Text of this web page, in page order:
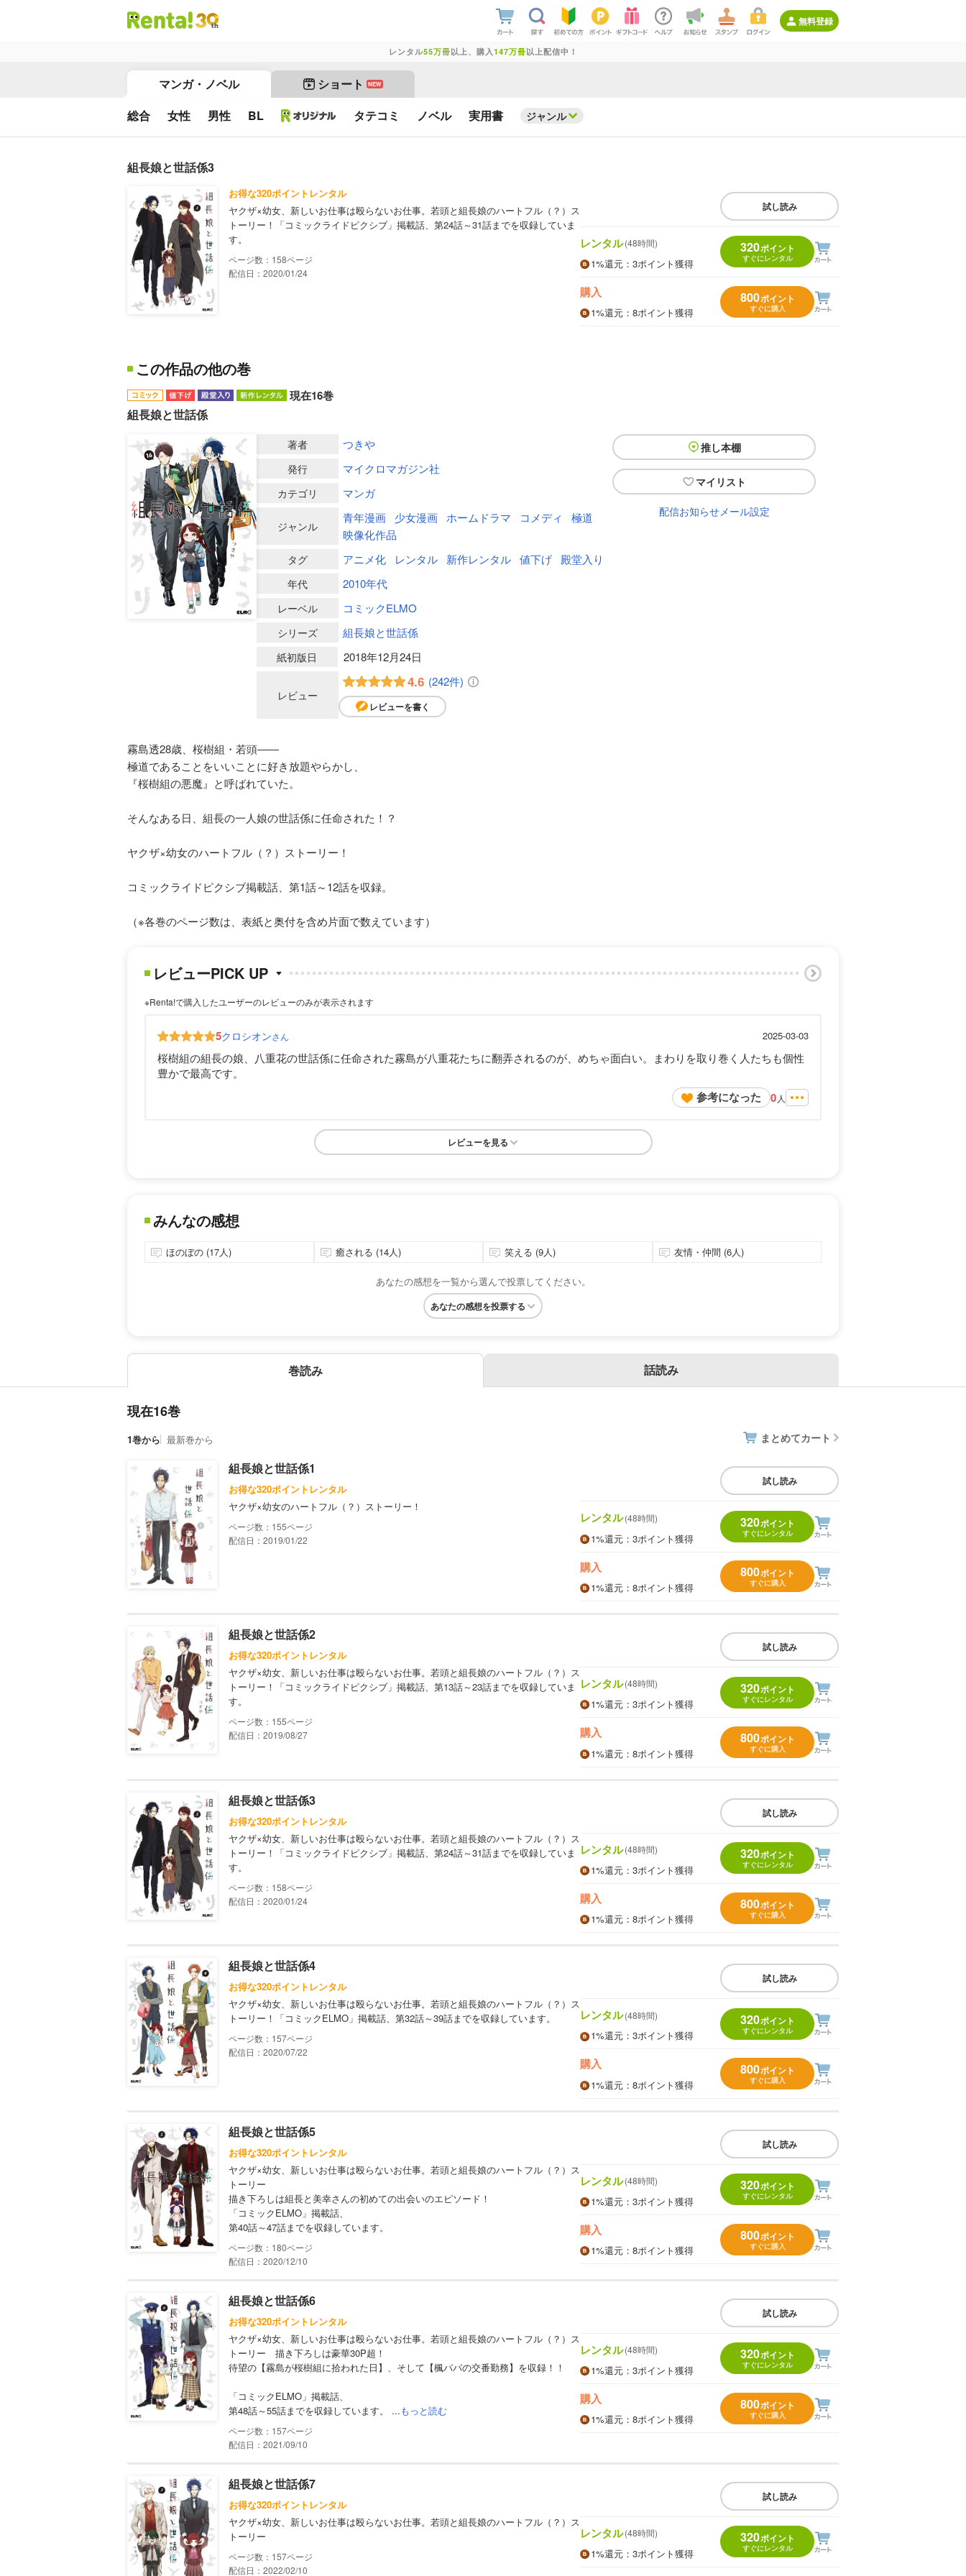
無料登録
レンタル55万冊以上、購入 147万冊以上配信中！
マンガ・ノベル ショート NEW
総合 女性 男性 BL タテコミ ノベル 実用書 ジャンル
組長娘と世話係3
お得な320ポイントレンタル
ヤクザ×幼女、新しいお仕事は殴らないお仕事。若頭と組長娘のハートフル（？）ス
トーリー！「コミックライドピクシブ」掲載話、第24話～31話までを収録していま
す。
158
配信日：2020/01/24
試し読み
レンタル(48時間)
1%還元 ：3ポイント獲得
320ポイント
すぐにレンタル
購入
1%還元 ：8ポイント獲得
800ポイント
すぐに購入
この作品の他の巻
現在16巻
組長娘と世話係
推し本棚
マイリスト
配信お知らせメール設定
著者 つきや
発行 マイクロマガジン社
カテゴリ マンガ
ジャンル
青年漫画 少女漫画 ホームドラマ コメディ
極道
映像化作品
タグ アニメ化 レンタル 新作レンタル 値下げ 殿堂入り
年代 2010年代
レーベル コミックELMO
シリーズ 組長娘と世話係
紙初版日 2018年12月24日
レビュー
4.6 (242件)
レビューを書く
霧島透28歳、桜樹組・若頭――
極道であることをいいことに好き放題やらかし、
『桜樹組の悪魔』と呼ばれていた。
そんなある日、組長の一人娘の世話係に任命された！？
ヤクザ×幼女のハートフル（？）ストーリー！
コミックライドピクシブ掲載話、第1話～12話を収録。
（※各巻のページ数は、表紙と奥付を含め片面で数えています）
レビューPICK UP
※Renta!で購入したユーザーのレビューのみが表示されます
5クロシオンさん 2025-03-03
桜樹組の組長の娘、八重花の世話係に任命された霧島が八重花たちに翻弄されるのが、めちゃ面白い。まわりを取り巻く人たちも個性
豊かで最高です。
参考になった 0 人
レビューを見る
みんなの感想
ほのぼの (17人) 癒される (14人) 笑える (9人) 友情・仲間 (6人)
あなたの感想を一覧から選んで投票してください。
あなたの感想を投票する
巻読み 話読み
現在16巻
1巻から 最新巻から まとめてカート
組長娘と世話係1
お得な320ポイントレンタル
ヤクザ×幼女のハートフル（？）ストーリー！
155
配信日：2019/01/22
試し読み
レンタル(48時間)
1%還元 ：3ポイント獲得
320ポイント
すぐにレンタル
購入
1%還元 ：8ポイント獲得
800ポイント
すぐに購入
組長娘と世話係2
お得な320ポイントレンタル
ヤクザ×幼女、新しいお仕事は殴らないお仕事。若頭と組長娘のハートフル（？）ス
トーリー！「コミックライドピクシブ」掲載話、第13話～23話までを収録していま
す。
155
配信日：2019/08/27
試し読み
レンタル(48時間)
1%還元 ：3ポイント獲得
320ポイント
すぐにレンタル
購入
1%還元 ：8ポイント獲得
800ポイント
すぐに購入
組長娘と世話係3
お得な320ポイントレンタル
ヤクザ×幼女、新しいお仕事は殴らないお仕事。若頭と組長娘のハートフル（？）ス
トーリー！「コミックライドピクシブ」掲載話、第24話～31話までを収録していま
す。
158
配信日：2020/01/24
試し読み
レンタル(48時間)
1%還元 ：3ポイント獲得
320ポイント
すぐにレンタル
購入
1%還元 ：8ポイント獲得
800ポイント
すぐに購入
組長娘と世話係4
お得な320ポイントレンタル
ヤクザ×幼女、新しいお仕事は殴らないお仕事。若頭と組長娘のハートフル（？）ス
トーリー！「コミックELMO」掲載話、第32話～39話までを収録しています。
157
配信日：2020/07/22
試し読み
レンタル(48時間)
1%還元 ：3ポイント獲得
320ポイント
すぐにレンタル
購入
1%還元 ：8ポイント獲得
800ポイント
すぐに購入
組長娘と世話係5
お得な320ポイントレンタル
ヤクザ×幼女、新しいお仕事は殴らないお仕事。若頭と組長娘のハートフル（？）ス
トーリー
描き下ろしは組長と美幸さんの初めての出会いのエピソード！
「コミックELMO」掲載話、
第40話～47話までを収録しています。
180
配信日：2020/12/10
試し読み
レンタル(48時間)
1%還元 ：3ポイント獲得
320ポイント
すぐにレンタル
購入
1%還元 ：8ポイント獲得
800ポイント
すぐに購入
組長娘と世話係6
お得な320ポイントレンタル
ヤクザ×幼女、新しいお仕事は殴らないお仕事。若頭と組長娘のハートフル（？）ス
トーリー 描き下ろしは豪華30P超！
待望の【霧島が桜樹組に拾われた日】、そして【楓パパの交番勤務】を収録！！
「コミックELMO」掲載話、
第48話～55話までを収録しています。 ...もっと読む
157
配信日：2021/09/10
試し読み
レンタル(48時間)
1%還元 ：3ポイント獲得
320ポイント
すぐにレンタル
購入
1%還元 ：8ポイント獲得
800ポイント
すぐに購入
組長娘と世話係7
お得な320ポイントレンタル
ヤクザ×幼女、新しいお仕事は殴らないお仕事。若頭と組長娘のハートフル（？）ス
トーリー
157
配信日：2022/02/10
試し読み
レンタル(48時間)
1%還元 ：3ポイント獲得
320ポイント
すぐにレンタル